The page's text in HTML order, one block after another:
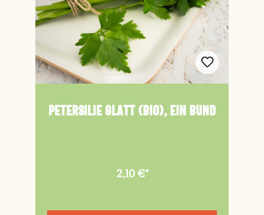
Petersilie glatt (Bio), ein Bund
2,10 €*